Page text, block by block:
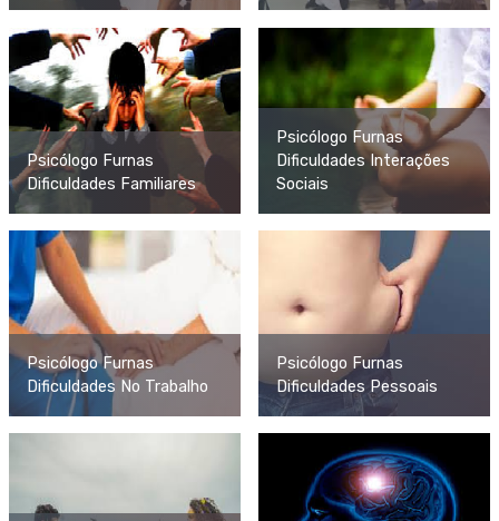
Psicólogo Furnas
Dificuldades Familiares
Psicólogo Furnas
Dificuldades Interações
Sociais
Psicólogo Furnas
Dificuldades No Trabalho
Psicólogo Furnas
Dificuldades Pessoais